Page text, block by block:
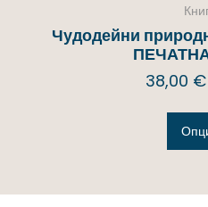
Чудодейни
38,00 €